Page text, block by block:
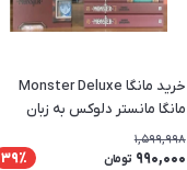
خرید مانگا Monster Deluxe
مانگا مانستر دلوکس به زبان
انگلیسی 9 جلدی
1,599,998
990,000 تومان 39٪